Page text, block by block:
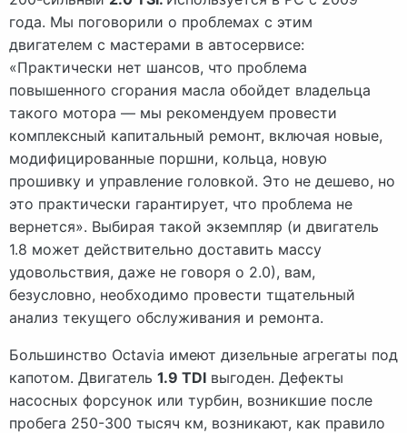
года. Мы поговорили о проблемах с этим
двигателем с мастерами в автосервисе:
«Практически нет шансов, что проблема
повышенного сгорания масла обойдет владельца
такого мотора — мы рекомендуем провести
комплексный капитальный ремонт, включая новые,
модифицированные поршни, кольца, новую
прошивку и управление головкой. Это не дешево, но
это практически гарантирует, что проблема не
вернется». Выбирая такой экземпляр (и двигатель
1.8 может действительно доставить массу
удовольствия, даже не говоря о 2.0), вам,
безусловно, необходимо провести тщательный
анализ текущего обслуживания и ремонта.
Большинство Octavia имеют дизельные агрегаты под
капотом. Двигатель 1.9 TDI выгоден. Дефекты
насосных форсунок или турбин, возникшие после
пробега 250-300 тысяч км, возникают, как правило